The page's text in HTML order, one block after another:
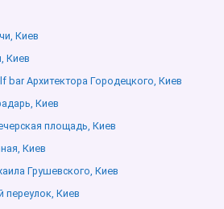
Киев
Киев
bar Архитектора Городецкого, Киев
Киев
площадь, Киев
Киев
Грушевского, Киев
переулок, Киев